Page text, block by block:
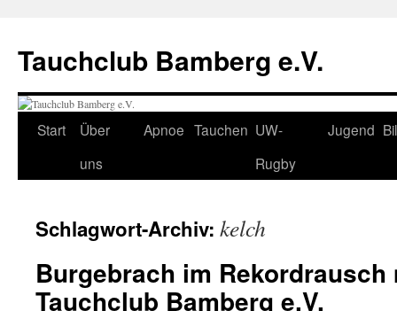
Tauchclub Bamberg e.V.
Start
Über
uns
Apnoe Tauchen UW-
Rugby
Jugend
Schlagwort-Archiv: kelch
Burgebrach im Rekordrausch
Tauchclub Bamberg e.V.